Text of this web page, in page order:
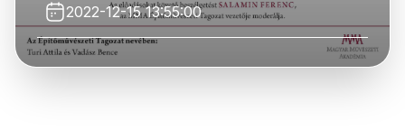
2022-12-15 13:55:00